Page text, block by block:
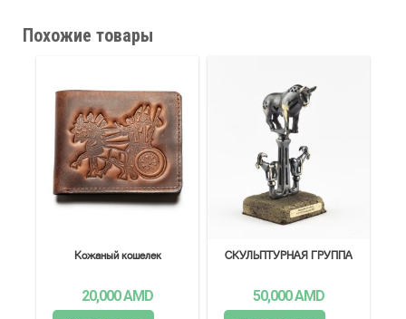
Похожие товары
Кожаный кошелек
20,000AMD
СКУЛЬПТУРНАЯ ГРУППА
50,000AMD